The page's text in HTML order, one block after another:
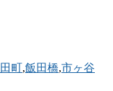
町,飯田橋,市ヶ谷